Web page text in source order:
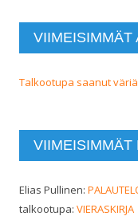
VIIMEISIMMÄT
Talkootupa saanut
VIIMEISIMMÄT
Elias Pullinen:
talkootupa: VIERASKIRJA